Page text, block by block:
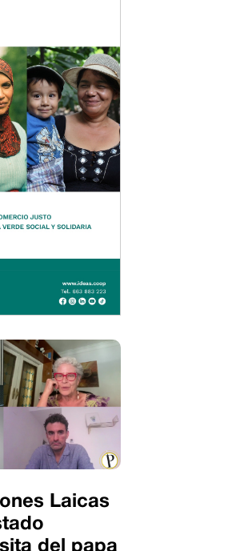
Laicas
del papa